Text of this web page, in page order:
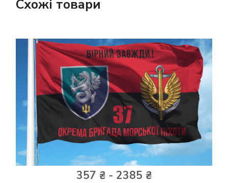
Схожі товари
357 ₴ - 2385 ₴